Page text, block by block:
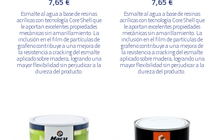
Esmalte al agua a base de resinas
acrílicas con tecnología Core Shell que
le aportan excelentes propiedades
mecánicas sin amarillamiento. La
inclusión en el film de partículas de
grafeno contribuye a una mejora de
la resistencia a cracking del esmalte
aplicado sobre madera, logrando una
mayor flexibilidad sin perjudicar a la
dureza del producto.
Esmalte al agua a base de resinas
acrílicas con tecnología Core Shell que
le aportan excelentes propiedades
mecánicas sin amarillamiento. La
inclusión en el film de partículas de
grafeno contribuye a una mejora de
la resistencia a cracking del esmalte
aplicado sobre madera, logrando una
mayor flexibilidad sin perjudicar a la
dureza del producto.